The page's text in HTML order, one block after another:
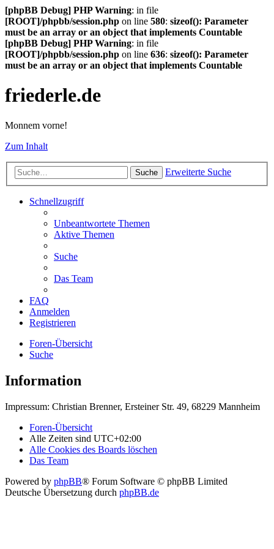
[phpBB Debug] PHP Warning: in file
[ROOT]/phpbb/session.php on line 580: sizeof(): Parameter
must be an array or an object that implements Countable
[phpBB Debug] PHP Warning: in file
[ROOT]/phpbb/session.php on line 636: sizeof(): Parameter
must be an array or an object that implements Countable
friederle.de
Monnem vorne!
Zum Inhalt
Suche Erweiterte Suche
Schnellzugriff
Unbeantwortete Themen
Aktive Themen
Suche
Das Team
FAQ
Anmelden
Registrieren
Foren-Übersicht
Suche
Information
Impressum: Christian Brenner, Ersteiner Str. 49, 68229 Mannheim
Foren-Übersicht
Alle Zeiten sind UTC+02:00
Alle Cookies des Boards löschen
Das Team
Powered by phpBB® Forum Software © phpBB Limited
Deutsche Übersetzung durch phpBB.de